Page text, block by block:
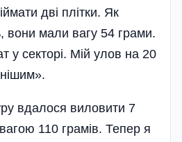
дві плітки. Як
вони мали вагу 54 грами.
у секторі. Мій улов на 20
вдалося виловити 7
110 грамів. Тепер я